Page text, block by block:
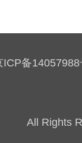
备
All Rights